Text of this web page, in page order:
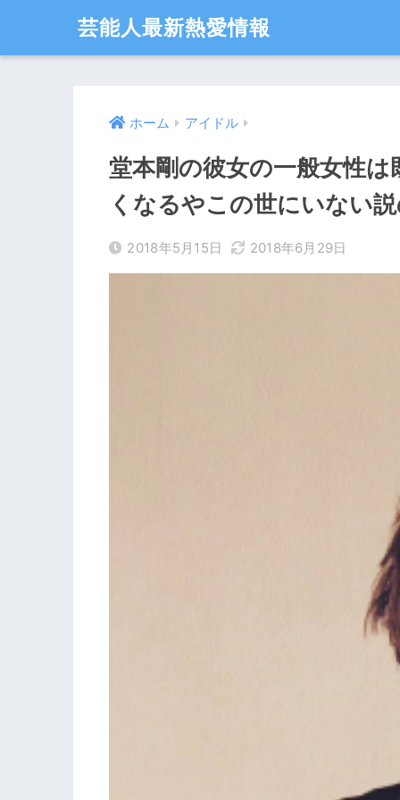
芸能人最新熱愛情報
ホーム アイドル
堂本剛の彼女の一般女性
くなるやこの世にいない
2018年5月15日 2018年6月29日